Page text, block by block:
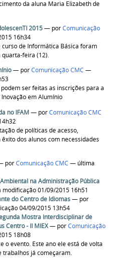
da aluna Maria Elizabeth de
2015— porComunicação
16h34
de Informática Básica foram
feira (12).
— porComunicação CMC —
ser feitas as inscrições para a
Inovação em Alumínio
no IFAM— porComunicação CMC
de políticas de acesso,
dos alunos com necessidades
porComunicação CMC — última
na Administração Pública
01/09/2015 16h51
do Centro de Idiomas— por
04/09/2015 13h54
Mostra Interdisciplinar de
Centro - II MIEX— porComunicação
18h08
o evento. Este ano ele está de volta
trabalhos já começaram.